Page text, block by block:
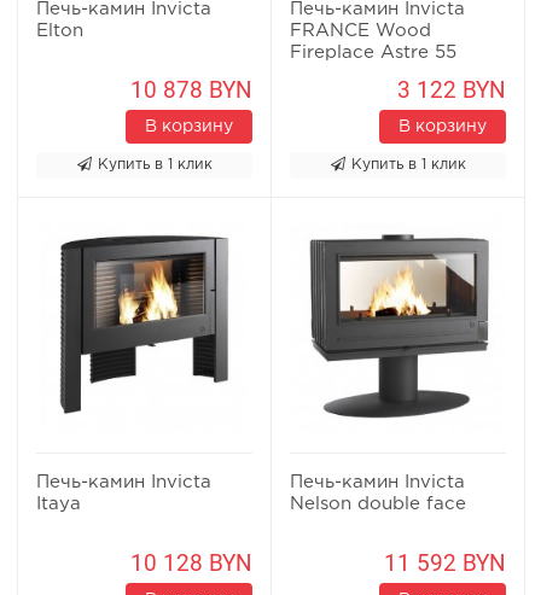
Печь-камин Invicta
Elton
10 878 BYN
В корзину
Купить в 1 клик
Печь-камин Invicta
FRANCE Wood
Fireplace Astre 55
3 122 BYN
В корзину
Купить в 1 клик
Печь-камин Invicta
Itaya
10 128 BYN
Печь-камин Invicta
Nelson double face
11 592 BYN